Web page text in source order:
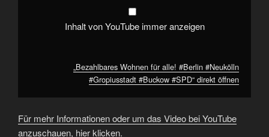
Inhalt von YouTube immer anzeigen
„Bezahlbares Wohnen für alle! #Berlin #Neukölln
#Gropiusstadt #Buckow #SPD“ direkt öffnen
Für mehr Informationen oder um das Video bei YouTube
anzuschauen, hier klicken.